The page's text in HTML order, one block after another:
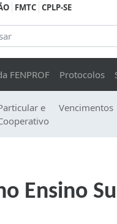
FMTC CPLP-SE
FENPROF Protocolos
e
Vencimentos
Ensino